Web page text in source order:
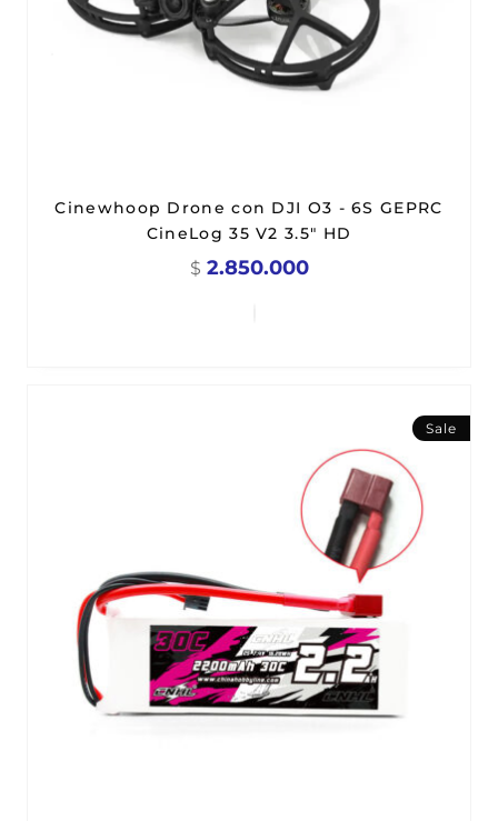
Cinewhoop Drone con DJI O3 - 6S GEPRC
CineLog 35 V2 3.5" HD
$ 2.850.000
Sale